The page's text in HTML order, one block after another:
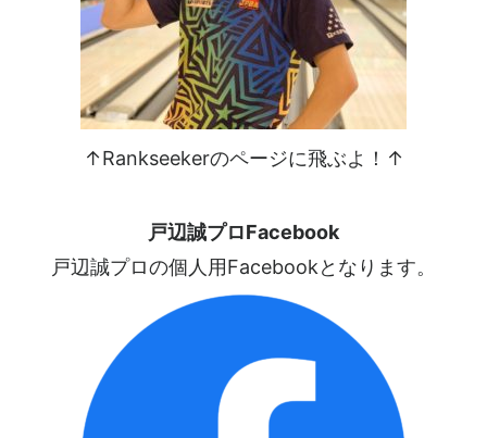
↑Rankseekerのページに飛ぶよ！↑
戸辺誠プロFacebook
戸辺誠プロの個人用Facebookとなります。